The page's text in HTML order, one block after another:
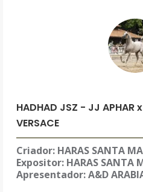
HADHAD JSZ - JJ APHAR
VERSACE
Criador: HARAS SANTA
Expositor: HARAS SANTA
Apresentador: A&D